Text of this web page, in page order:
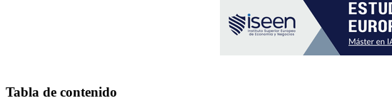
Tabla de contenido